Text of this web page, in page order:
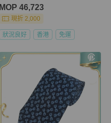
MOP 46,723
現折 2,000
狀況良好 香港 免運